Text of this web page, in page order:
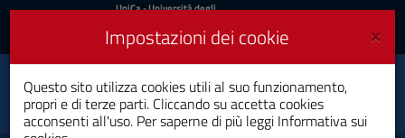
UniCa
Accedi
UniCa- Università degli
Accedi UniCA News
Toggle
navigation
Dipartimento di Scienze
Chirurgiche
×
Impostazioni dei cookie
Questo sito utilizza cookies utili al suo funzionamento,
propri e di terze parti. Cliccando su accetta cookies
acconsenti all'uso. Per saperne di più leggi Informativa sui